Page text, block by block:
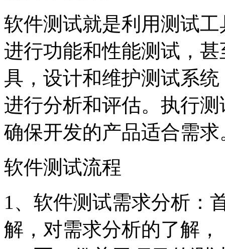
软件测试就是利用测试
进行功能和性能测试，
具，设计和维护测试系
进行分析和评估。执行
确保开发的产品适合需求
软件测试流程
1、软件测试需求分析：
解，对需求分析的了解，